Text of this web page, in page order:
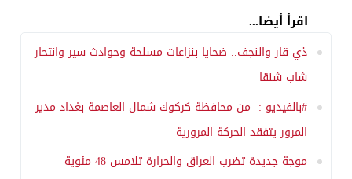
اقرأ أيضا...
ذي قار والنجف.. ضحايا بنزاعات مسلحة وحوادث سير وانتحار
شاب شنقا
#بالفيديو : من محافظة كركوك شمال العاصمة بغداد مدير
المرور يتفقد الحركة المرورية
موجة جديدة تضرب العراق والحرارة تلامس 48 مئوية